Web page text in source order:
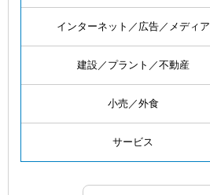
インターネット／広告／メディア
建設／プラント／不動産
小売／外食
サービス